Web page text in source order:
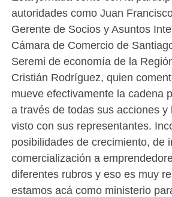
autoridades como Juan
Gerente de Socios y Asuntos
Cámara de Comercio de
Seremi de economía de la
Cristián Rodríguez, quien
mueve efectivamente la cadena
a través de todas sus acciones y
visto con sus representantes.
posibilidades de crecimiento, de
comercialización a
diferentes rubros y eso es muy
estamos acá como ministerio